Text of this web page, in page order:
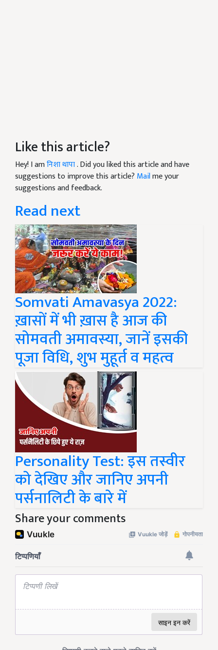
Like this article?
Hey! I amनिशा थापा. Did you liked this article and have
suggestions to improve this article? Mailme your
suggestions and feedback.
Read next
Somvati Amavasya 2022:
ख़ासों में भी ख़ास है आज की
सोमवती अमावस्या, जानें इसकी
पूजा विधि, शुभ मुहूर्त व महत्व
Personality Test: इस तस्वीर
को देखिए और जानिए अपनी
पर्सनालिटी के बारे में
Share your comments